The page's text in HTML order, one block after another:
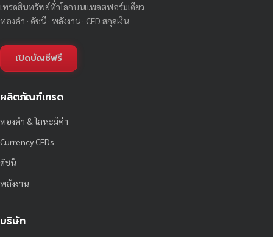
เทรดสินทรัพย์ทั่วโลกบนแพลตฟอร์มเดียว
ทองคำ · ดัชนี · พลังงาน · CFD สกุลเงิน
เปิดบัญชีฟรี
ผลิตภัณฑ์เทรด
ทองคำ & โลหะมีค่า
Currency CFDs
ดัชนี
พลังงาน
บริษัท